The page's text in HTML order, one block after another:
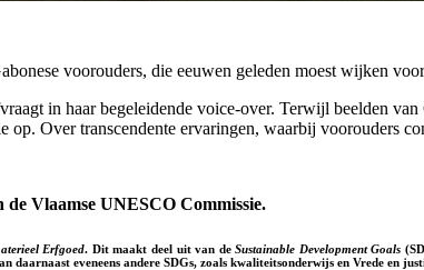
voorouders, die eeuwen geleden moest wijken
in haar begeleidende voice-over. Terwijl beelden
Over transcendente ervaringen, waarbij voorouders
Vlaamse UNESCO Commissie.
Erfgoed. Dit maakt deel uit van deSustainable Development Goals
daarnaast eveneens andere SDGs, zoals kwaliteitsonderwijs en Vrede en